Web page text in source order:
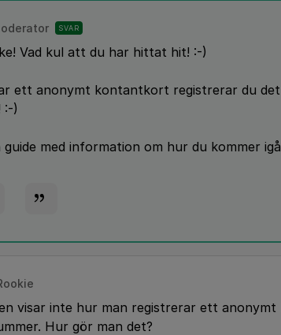
SVAR
Vad kul att du har hittat hit! :-)
ett anonymt kontantkort registrerar du
:-)
guide med information om hur du kommer
visar inte hur man registrerar ett
Hur gör man det?